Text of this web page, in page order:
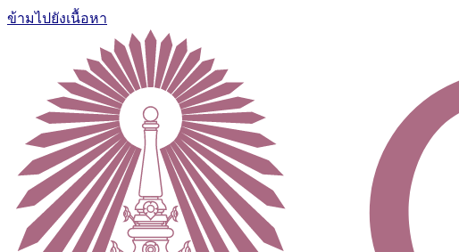
ข้ามไปยังเนื้อหา